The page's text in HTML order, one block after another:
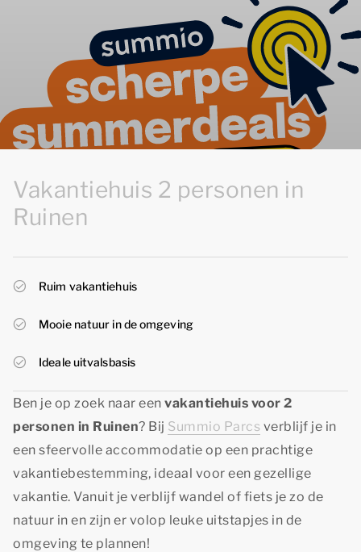
Vakantiehuis 2 personen in
Ruinen
Ruim vakantiehuis
Mooie natuur in de omgeving
Ideale uitvalsbasis
Ben je op zoek naar een vakantiehuis voor 2
personen in Ruinen? Bij Summio Parcs verblijf je in
een sfeervolle accommodatie op een prachtige
vakantiebestemming, ideaal voor een gezellige
vakantie. Vanuit je verblijf wandel of fiets je zo de
natuur in en zijn er volop leuke uitstapjes in de
omgeving te plannen!